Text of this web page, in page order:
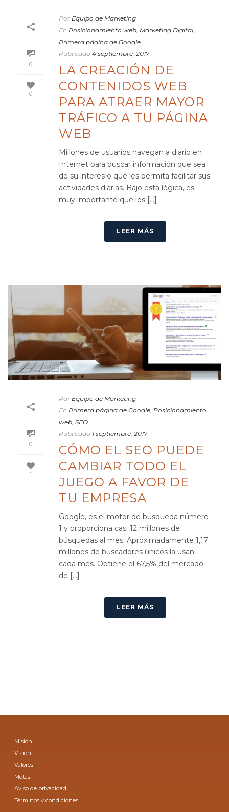
0
0
Por Equipo de Marketing
En Posicionamiento web Marketing Digital
Primera página de Google
Publicado 4 septiembre, 2017
LA CREACIÓN DE
CONTENIDOS WEB
PARA ATRAER MAYOR
TRÁFICO A TU PÁGINA
WEB
Millones de usuarios navegan a diario en
Internet para buscar información que sea
de su interés o que les permita facilitar sus
actividades diarias. Bajo esta lógica, es
muy importante que los [...]
LEER MÁS
0
1
Por Equipo de Marketing
En Primera página de Google, Posicionamiento
web, SEO
Publicado 1 septiembre, 2017
CÓMO EL SEO PUEDE
CAMBIAR TODO EL
JUEGO A FAVOR DE
TU EMPRESA
Google, es el motor de búsqueda número
1 y proporciona casi 12 millones de
búsquedas al mes. Aproximadamente 1,17
millones de buscadores únicos la usan
cada mes. Obtiene el 67,5% del mercado
de [...]
LEER MÁS
Misión
Visión
Valores
Metas
Aviso de privacidad
Términos y condiciones